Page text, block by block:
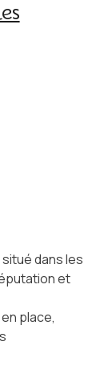
dans les
et
place,